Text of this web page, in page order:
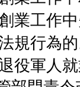
業工作
規行為
役軍人